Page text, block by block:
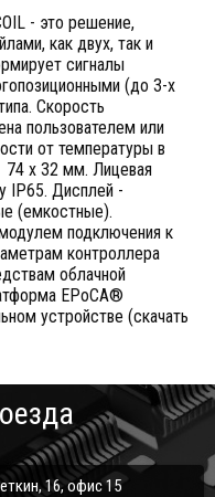
- это решение,
как двух, так и
сигналы
(до 3-х
Скорость
пользователем или
от температуры в
x 32 мм. Лицевая
IP65. Дисплей -
(емкостные).
подключения к
контроллера
облачной
EPoCA®
устройстве (скачать
16, офис 15